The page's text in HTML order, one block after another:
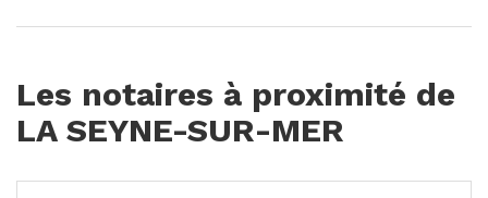
Les notaires à proximité de
LA SEYNE-SUR-MER